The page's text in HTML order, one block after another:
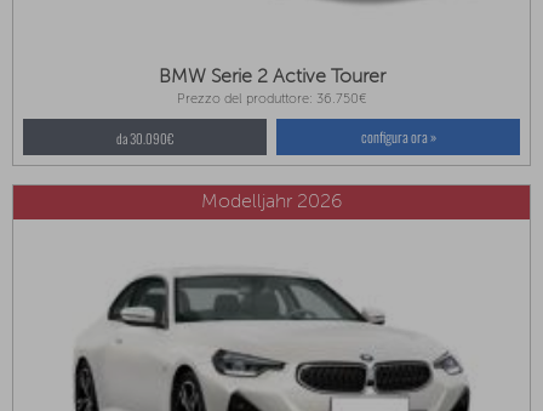
BMW Serie 2 Active Tourer
Prezzo del produttore: 36.750€
da 30.090€ configura ora »
Modelljahr 2026